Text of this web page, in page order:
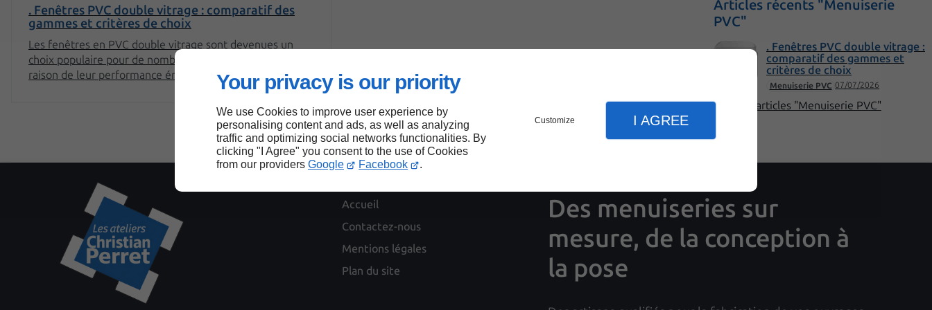
Your privacy is our priority
We use Cookies to improve user experience by
personalising content and ads, as well as analyzing
traffic and optimizing social networks functionalities. By
clicking "I Agree" you consent to the use of Cookies
from our providers Google Facebook .
Customize I AGREE
Articles récents "Menuiserie
PVC"
Menuiserie PVC 07/07/2026
. Fenêtres PVC double vitrage :
comparatif des gammes et
critères de choix
Plus d'articles "Menuiserie PVC"
. Fenêtres PVC double vitrage : comparatif des
gammes et critères de choix
Les fenêtres en PVC double vitrage sont devenues un
choix populaire pour de nombreux propriétaires, en
raison de leur performance énergétique et de leur
esthétique. Cependant, avec la multitude de gammes
disponibles sur le marché, il peut être difficile de faire un
choix éclairé. Cet article vous propose un comparatif
détaillé des différentes gammes de fenêtres PVC double
vitrage ainsi que les critères à considérer lors de votre
sélection.
Accueil
Contactez-nous
Mentions légales
Plan du site
Des menuiseries sur
mesure, de la conception à
la pose